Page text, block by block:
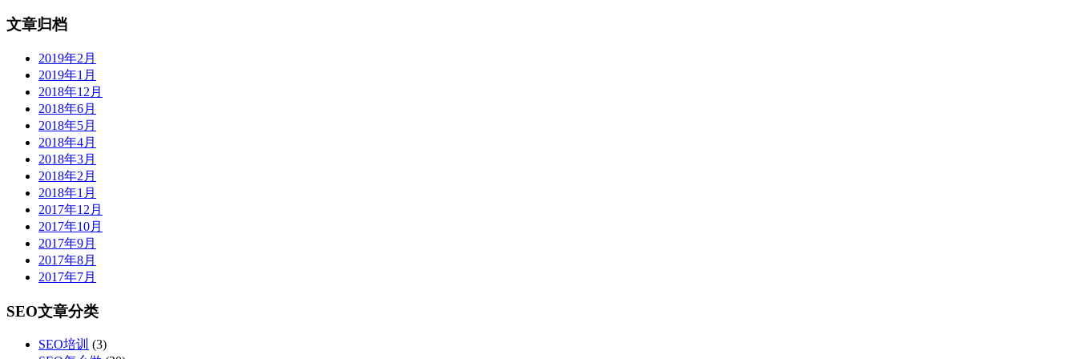
文章归档
2019年2月
2019年1月
2018年12月
2018年6月
2018年5月
2018年4月
2018年3月
2018年2月
2018年1月
2017年12月
2017年10月
2017年9月
2017年8月
2017年7月
SEO文章分类
SEO培训 (3)